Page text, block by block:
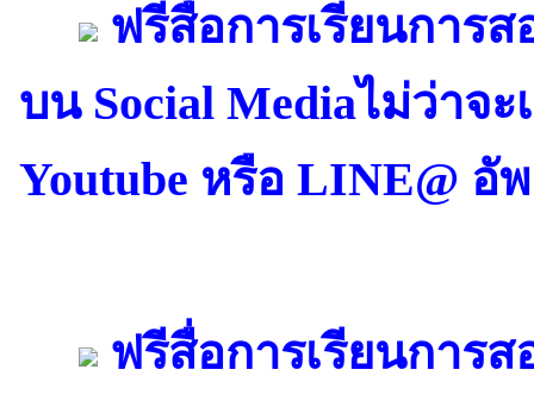
ฟรีสื่อการเรียนการ
บน Social Mediaไม่ว่าจะ
Youtube หรือ LINE@ อั
ฟรีสื่อการเรียนการ